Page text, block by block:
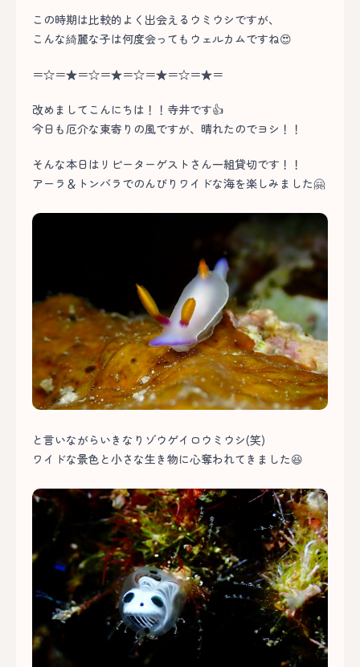
この時期は比較的よく出会えるウミウシですが、
こんな綺麗な子は何度会ってもウェルカムですね😍
＝☆＝★＝☆＝★＝☆＝★＝☆＝★＝
改めましてこんにちは！！寺井です👍
今日も厄介な東寄りの風ですが、晴れたのでヨシ！！
そんな本日はリピーターゲストさん一組貸切です！！
アーラ＆トンバラでのんびりワイドな海を楽しみました🤗
と言いながらいきなりゾウゲイロウミウシ(笑)
ワイドな景色と小さな生き物に心奪われてきました😆